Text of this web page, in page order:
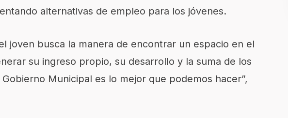
alternativas de empleo para los jóvenes.
joven busca la manera de encontrar un espacio en el
su ingreso propio, su desarrollo y la suma de los
Municipal es lo mejor que podemos hacer”,